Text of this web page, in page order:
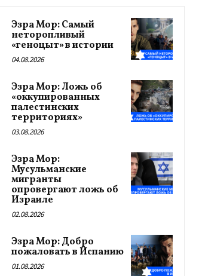
Эзра Мор: Самый
неторопливый
«геноцыт» в истории
04.08.2026
Эзра Мор: Ложь об
«оккупированных
палестинских
территориях»
03.08.2026
Эзра Мор:
Мусульманские
мигранты
опровергают ложь об
Израиле
02.08.2026
Эзра Мор: Добро
пожаловать в Испанию
01.08.2026